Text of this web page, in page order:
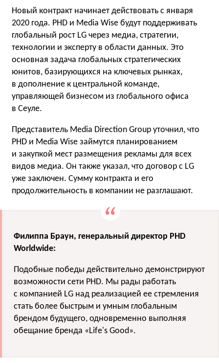
Новый контракт начинает действовать с января
2020 года. PHD и Media Wise будут поддерживать
глобальный рост LG через медиа, стратегии,
технологии и эксперту в области данных. Это
основная задача глобальных стратегических
юнитов, базирующихся на ключевых рынках,
в дополнение к центральной команде,
управляющей бизнесом из глобального офиса
в Сеуле.
Представитель Media Direction Group уточнил, что
PHD и Media Wise займутся планированием
и закупкой мест размещения рекламы для всех
видов медиа. Он также указал, что договор с LG
уже заключен. Сумму контракта и его
продолжительность в компании не разглашают.
Филиппа Браун, генеральный директор PHD
Worldwide:
Подобные победы действительно демонстрируют
возможности сети PHD. Мы рады работать
с компанией LG над реализацией ее стремления
стать более быстрым и умным глобальным
брендом будущего, одновременно выполняя
обещание бренда «Life's Good ».